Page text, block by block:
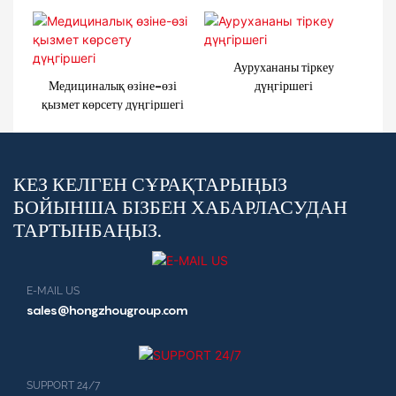
Медициналық өзіне-өзі
қызмет көрсету дүңгіршегі
Аурухананы тіркеу
дүңгіршегі
КЕЗ КЕЛГЕН СҰРАҚТАРЫҢЫЗ
БОЙЫНША БІЗБЕН ХАБАРЛАСУДАН
ТАРТЫНБАҢЫЗ.
E-MAIL US
sales@hongzhougroup.com
SUPPORT 24/7